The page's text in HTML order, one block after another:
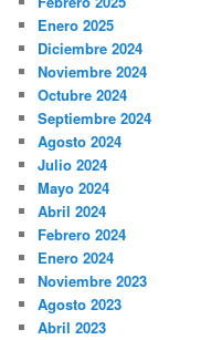
Enero 2025
Diciembre 2024
Noviembre 2024
Octubre 2024
Septiembre 2024
Agosto 2024
Julio 2024
Mayo 2024
Abril 2024
Febrero 2024
Enero 2024
Noviembre 2023
Agosto 2023
Abril 2023